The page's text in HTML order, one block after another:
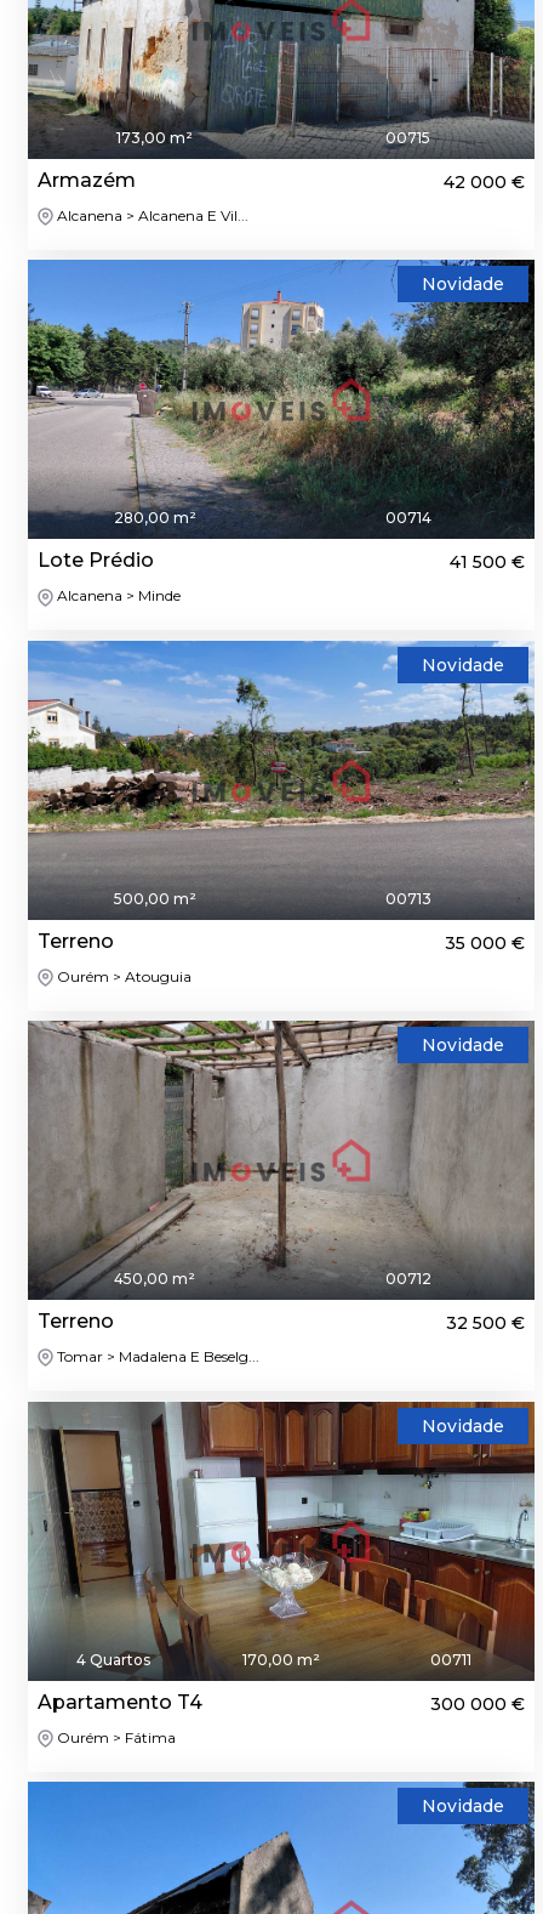
173,00 m² 00715
Armazém 42 000 €
Alcanena > Alcanena E Vil...
Novidade
280,00 m² 00714
Lote Prédio 41 500 €
Alcanena > Minde
Novidade
500,00 m² 00713
Terreno 35 000 €
Ourém > Atouguia
Novidade
450,00 m² 00712
Terreno 32 500 €
Tomar > Madalena E Beselg...
Novidade
4 Quartos 170,00 m² 00711
Apartamento T4 300 000 €
Ourém > Fátima
Novidade